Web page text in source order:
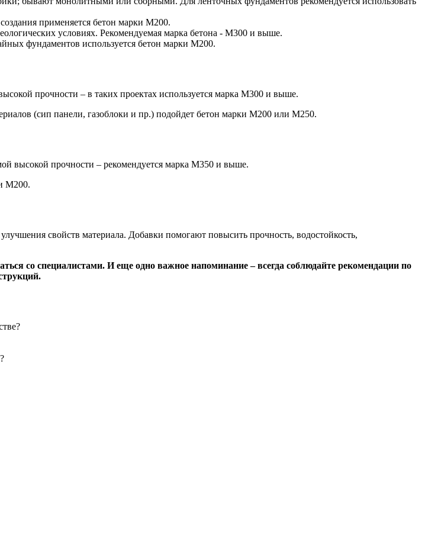
применяется бетон марки М200.
условиях. Рекомендуемая марка бетона - М300 и выше.
фундаментов используется бетон марки М200.
прочности – в таких проектах используется марка М300 и выше.
(сип панели, газоблоки и пр.) подойдет бетон марки М200 или М250.
высокой прочности – рекомендуется марка М350 и выше.
М200.
свойств материала. Добавки помогают повысить прочность, водостойкость,
со специалистами. И еще одно важное напоминание – всегда соблюдайте рекомендации по